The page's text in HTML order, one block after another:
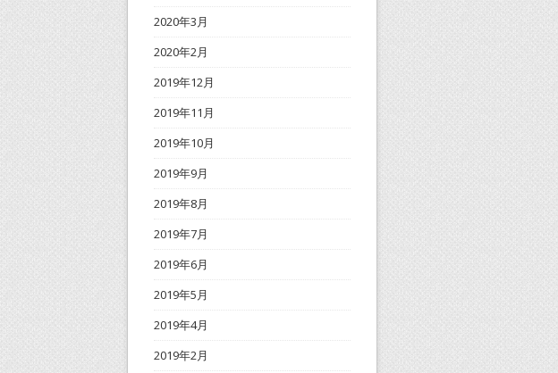
2020年3月
2020年2月
2019年12月
2019年11月
2019年10月
2019年9月
2019年8月
2019年7月
2019年6月
2019年5月
2019年4月
2019年2月